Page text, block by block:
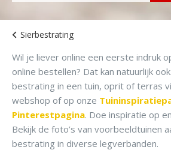
Sierbestrating
Wil je liever online een eerste indruk
online bestellen? Dat kan natuurlijk
bestrating in een tuin, oprit of terras
webshop of op onze
Pinterestpagina. Doe inspiratie op
Bekijk de foto’s van voorbeeldtuinen
bestrating in diverse legverbanden.